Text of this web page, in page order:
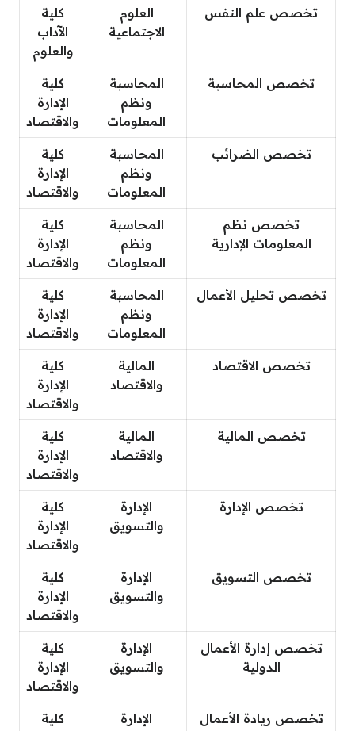
تخصص علم النفس
العلوم
الاجتماعية
كلية
الآداب
والعلوم
تخصص المحاسبة
المحاسبة
ونظم
المعلومات
كلية
الإدارة
والاقتصاد
تخصص الضرائب
المحاسبة
ونظم
المعلومات
كلية
الإدارة
والاقتصاد
تخصص نظم
المعلومات الإدارية
المحاسبة
ونظم
المعلومات
كلية
الإدارة
والاقتصاد
تخصص تحليل الأعمال
المحاسبة
ونظم
المعلومات
كلية
الإدارة
والاقتصاد
تخصص الاقتصاد
المالية
والاقتصاد
كلية
الإدارة
والاقتصاد
تخصص المالية
المالية
والاقتصاد
كلية
الإدارة
والاقتصاد
تخصص الإدارة
الإدارة
والتسويق
كلية
الإدارة
والاقتصاد
تخصص التسويق
الإدارة
والتسويق
كلية
الإدارة
والاقتصاد
تخصص إدارة الأعمال
الدولية
الإدارة
والتسويق
كلية
الإدارة
والاقتصاد
تخصص ريادة الأعمال
الإدارة
كلية